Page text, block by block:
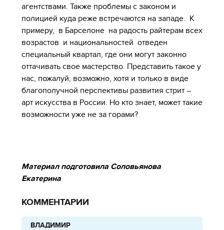
агентствами. Также проблемы с законом и
полицией куда реже встречаются на западе. К
примеру, в Барселоне на радость райтерам всех
возрастов и национальностей отведен
специальный квартал, где они могут законно
оттачивать свое мастерство. Представить такое у
нас, пожалуй, возможно, хотя и только в виде
благополучной перспективы развития стрит –
арт искусства в России. Но кто знает, может такие
возможности уже не за горами?
Материал подготовила Соловьянова
Екатерина
КОММЕНТАРИИ
ВЛАДИМИР